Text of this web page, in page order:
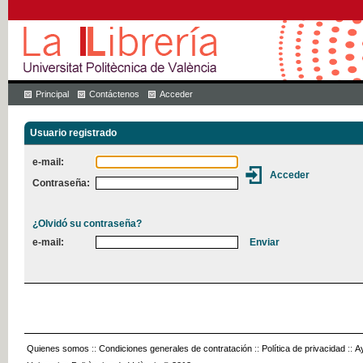
Principal Contáctenos Acceder
Usuario registrado
e-mail:
Contraseña:
¿Olvidó su contraseña?
e-mail:
Quienes somos :: Condiciones generales de contratación :: Política de privacidad ::